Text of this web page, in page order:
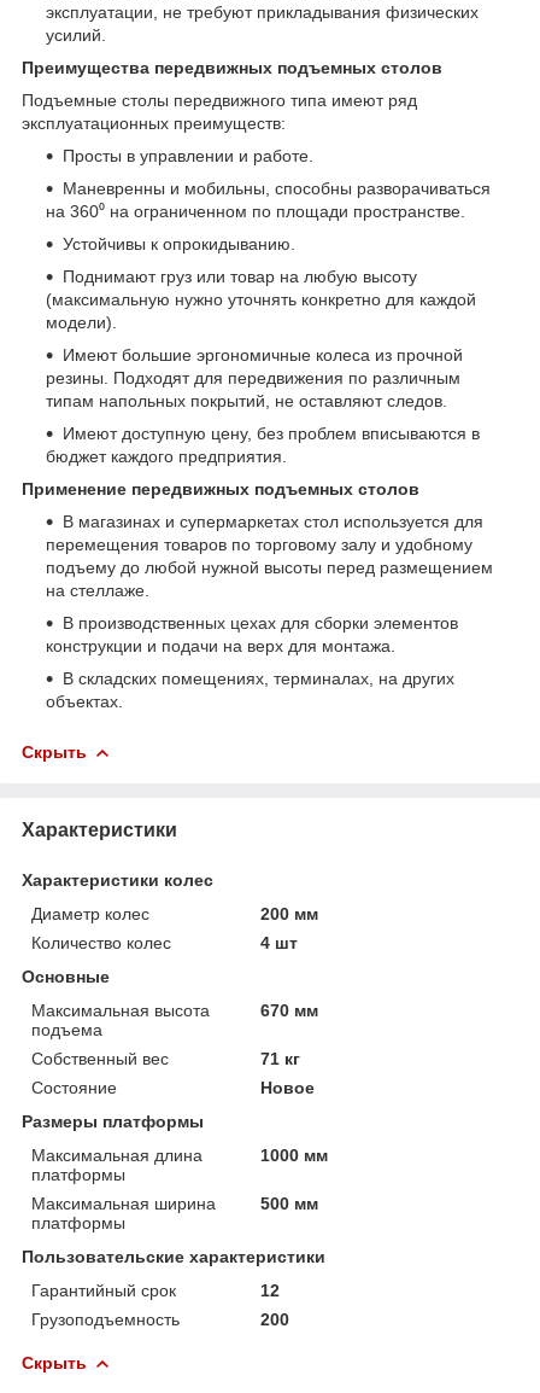
эксплуатации, не требуют прикладывания физических
усилий.
Преимущества передвижных подъемных столов
Подъемные столы передвижного типа имеют ряд
эксплуатационных преимуществ:
Просты в управлении и работе.
Маневренны и мобильны, способны разворачиваться
на 360⁰ на ограниченном по площади пространстве.
Устойчивы к опрокидыванию.
Поднимают груз или товар на любую высоту
(максимальную нужно уточнять конкретно для каждой
модели).
Имеют большие эргономичные колеса из прочной
резины. Подходят для передвижения по различным
типам напольных покрытий, не оставляют следов.
Имеют доступную цену, без проблем вписываются в
бюджет каждого предприятия.
Применение передвижных подъемных столов
В магазинах и супермаркетах стол используется для
перемещения товаров по торговому залу и удобному
подъему до любой нужной высоты перед размещением
на стеллаже.
В производственных цехах для сборки элементов
конструкции и подачи на верх для монтажа.
В складских помещениях, терминалах, на других
объектах.
Скрыть
Характеристики
Характеристики колес
Диаметр колес
200 мм
Количество колес
4 шт
Основные
Максимальная высота
подъема
670 мм
Собственный вес
71 кг
Состояние
Новое
Размеры платформы
Максимальная длина
платформы
1000 мм
Максимальная ширина
платформы
500 мм
Пользовательские характеристики
Гарантийный срок
12
Грузоподъемность
200
Скрыть